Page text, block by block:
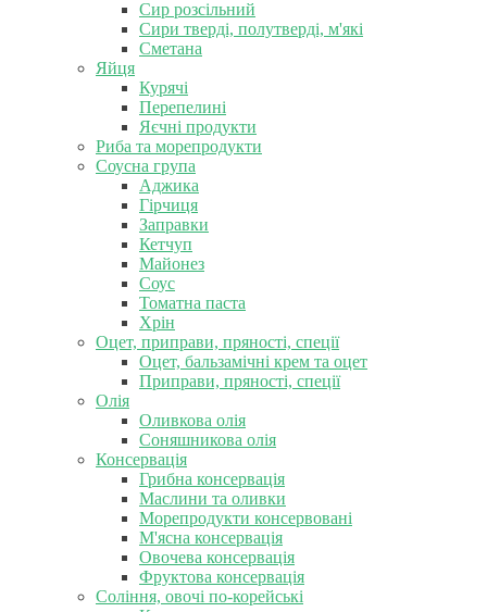
Сир розсільний
Сири тверді, полутверді, м'які
Сметана
Яйця
Курячі
Перепелині
Яєчні продукти
Риба та морепродукти
Соусна група
Аджика
Гірчиця
Заправки
Кетчуп
Майонез
Соус
Томатна паста
Хрін
Оцет, приправи, пряності, спеції
Оцет, бальзамічні крем та оцет
Приправи, пряності, спеції
Олія
Оливкова олія
Соняшникова олія
Консервація
Грибна консервація
Маслини та оливки
Морепродукти консервовані
М'ясна консервація
Овочева консервація
Фруктова консервація
Соління, овочі по-корейські